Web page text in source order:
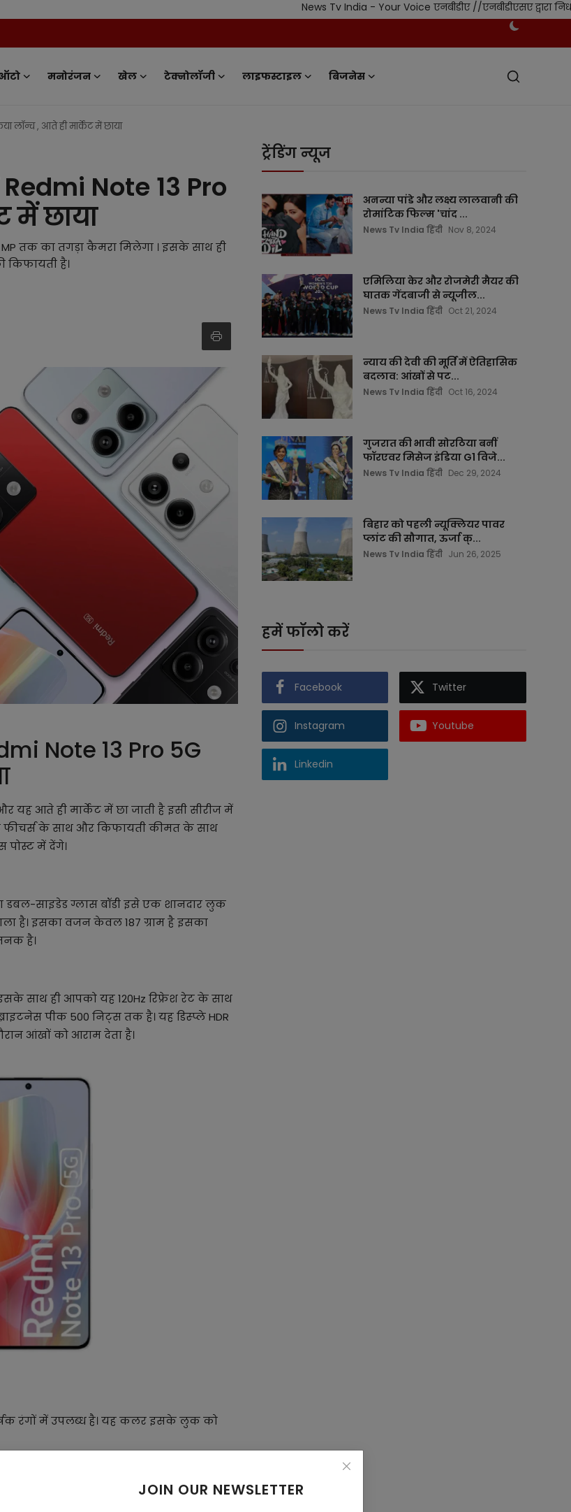
News Tv India - Your Voice एनबीडीए //एनबीडीएसए द्वारा निर्धारित
मनोरंजन खेल टेक्नोलॉजी लाइफस्टाइल बिजनेस
JOIN OUR NEWSLETTER
लॉन्च , आते ही मार्केट में छाया
Note 13 Pro
में छाया
तक का तगड़ा कैमरा मिलेगा । इसके साथ ही
है।
Note 13 Pro 5G
यह आते ही मार्केट में छा जाती है इसी सीरीज में
फीचर्स के साथ और किफायती कीमत के साथ
पोस्ट में देंगे।
डबल-साइडेड ग्लास बॉडी इसे एक शानदार लुक
है। इसका वजन केवल 187 ग्राम है इसका
है।
इसके साथ ही आपको यह 120Hz रिफ्रेश रेट के साथ
पीक 500 निट्स तक है। यह डिस्प्ले HDR
आंखों को आराम देता है।
रंगों में उपलब्ध है। यह कलर इसके लुक को
ट्रेंडिंग न्यूज
अनन्या पांडे और लक्ष्य लालवानी की
रोमांटिक फिल्म 'चांद ...
News Tv India हिंदी Nov 8, 2024
एमिलिया केर और रोजमेरी मैयर की
घातक गेंदबाजी से न्यूजील...
News Tv India हिंदी Oct 21, 2024
न्याय की देवी की मूर्ति में ऐतिहासिक
बदलाव: आंखों से पट...
News Tv India हिंदी Oct 16, 2024
गुजरात की भावी सोरठिया बनीं
फॉरएवर मिसेज इंडिया G1 विजे...
News Tv India हिंदी Dec 29, 2024
बिहार को पहली न्यूक्लियर पावर
प्लांट की सौगात, ऊर्जा क्...
News Tv India हिंदी Jun 26, 2025
हमें फॉलो करें
Facebook Twitter
Instagram Youtube
Linkedin